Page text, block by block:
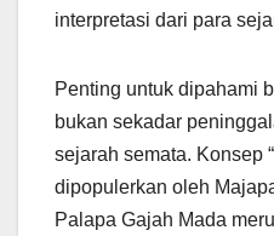
interpretasi dari para
Penting untuk dipahami
bukan sekadar
sejarah semata. Konsep
dipopulerkan oleh
Palapa Gajah Mada